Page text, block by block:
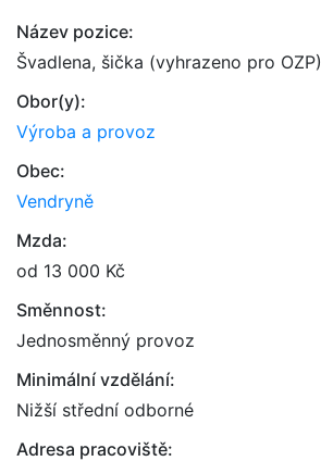
Název pozice:
Švadlena, šička (vyhrazeno pro OZP)
Obor(y):
Výroba a provoz
Obec:
Vendryně
Mzda:
od 13 000 Kč
Směnnost:
Jednosměnný provoz
Minimální vzdělání:
Nižší střední odborné
Adresa pracoviště: